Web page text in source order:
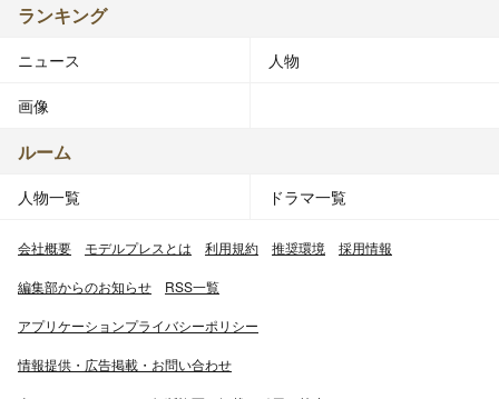
ランキング
ニュース 人物
画像
ルーム
人物一覧 ドラマ一覧
会社概要 モデルプレスとは 利用規約 推奨環境 採用情報
編集部からのお知らせ RSS一覧
アプリケーションプライバシーポリシー
情報提供・広告掲載・お問い合わせ